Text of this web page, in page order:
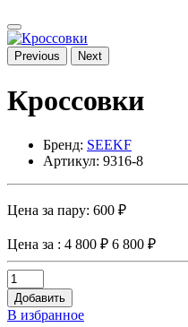
Previous Next
Кроссовки
Бренд: SEEKF
Артикул: 9316-8
Цена за пару: 600 ₽
Цена за : 4 800 ₽ 6 800 ₽
Добавить
В избранное